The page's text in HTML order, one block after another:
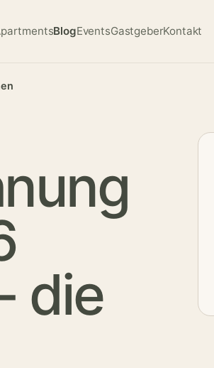
BlogEventsGastgeberKontakt
die